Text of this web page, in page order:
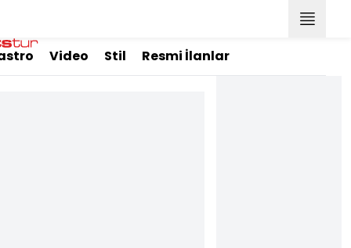
Video Stil Resmi İlanlar